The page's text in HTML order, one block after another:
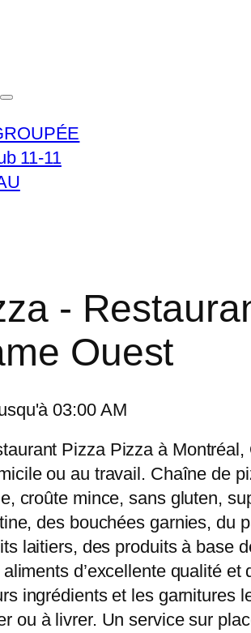
-
Ouest
03:00 AM
Pizza Pizza à
ou au travail. Chaîne de
croûte mince, sans gluten,
des bouchées garnies, du
laitiers, des produits à base
d’excellente qualité
ingrédients et les garnitures
ou à livrer. Un service sur